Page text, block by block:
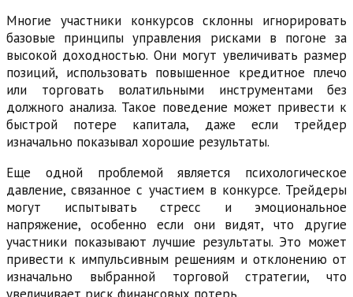
Многие участники конкурсов склонны игнорировать
базовые принципы управления рисками в погоне за
высокой доходностью. Они могут увеличивать размер
позиций, использовать повышенное кредитное плечо
или торговать волатильными инструментами без
должного анализа. Такое поведение может привести к
быстрой потере капитала, даже если трейдер
изначально показывал хорошие результаты.
Еще одной проблемой является психологическое
давление, связанное с участием в конкурсе. Трейдеры
могут испытывать стресс и эмоциональное
напряжение, особенно если они видят, что другие
участники показывают лучшие результаты. Это может
привести к импульсивным решениям и отклонению от
изначально выбранной торговой стратегии, что